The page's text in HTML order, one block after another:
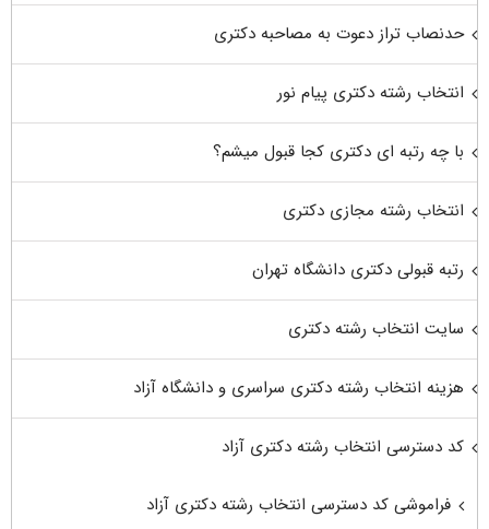
حدنصاب تراز دعوت به مصاحبه دکتری
انتخاب رشته دکتری پیام نور
با چه رتبه ای دکتری کجا قبول میشم؟
انتخاب رشته مجازی دکتری
رتبه قبولی دکتری دانشگاه تهران
سایت انتخاب رشته دکتری
هزینه انتخاب رشته دکتری سراسری و دانشگاه آزاد
کد دسترسی انتخاب رشته دکتری آزاد
فراموشی کد دسترسی انتخاب رشته دکتری آزاد